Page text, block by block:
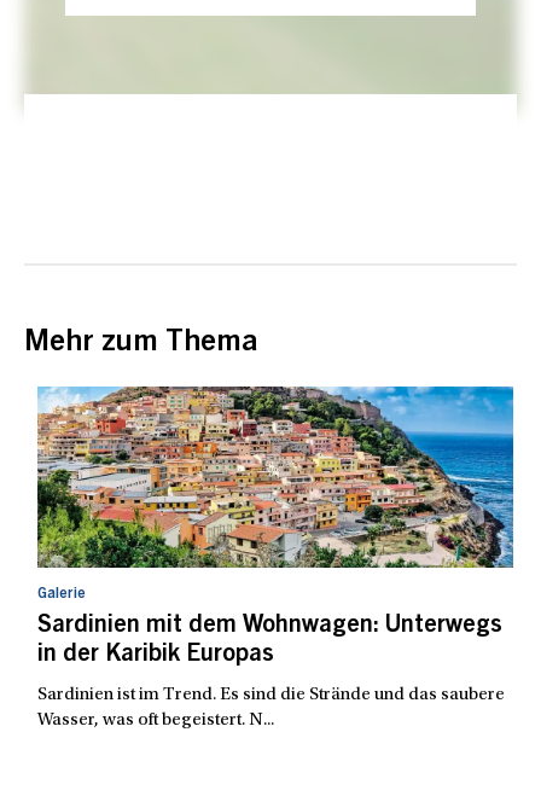
Mehr zum Thema
Galerie
Sardinien mit dem Wohnwagen: Unterwegs
in der Karibik Europas
Sardinien ist im Trend. Es sind die Strände und das saubere
Wasser, was oft begeistert. N...